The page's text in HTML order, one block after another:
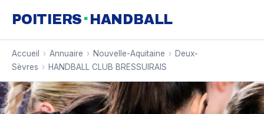
POITIERS · HANDBALL
Accueil › Annuaire › Nouvelle-Aquitaine › Deux-
Sèvres › HANDBALL CLUB BRESSUIRAIS